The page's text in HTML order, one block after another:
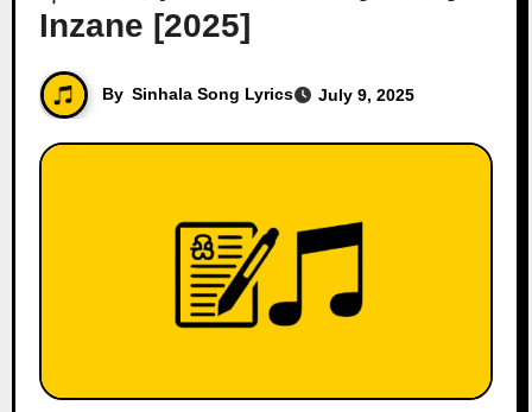
Inzane [2025]
By Sinhala Song Lyrics July 9, 2025